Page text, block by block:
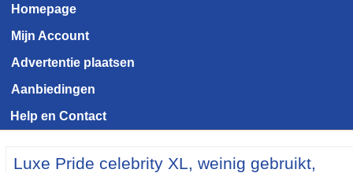
Homepage
Mijn Account
Advertentie plaatsen
Aanbiedingen
Help en Contact
Luxe Pride celebrity XL, weinig gebruikt,